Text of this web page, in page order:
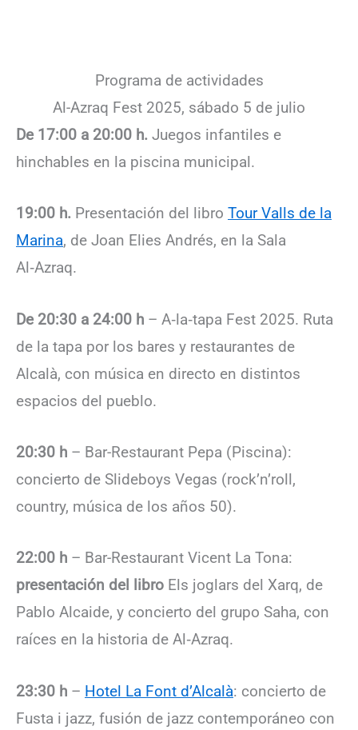
Programa de actividades
Al-Azraq Fest 2025, sábado 5 de julio
De 17:00 a 20:00 h. Juegos infantiles e
hinchables en la piscina municipal.
19:00 h. Presentación del libro Tour Valls de la
Marina, de Joan Elies Andrés, en la Sala
Al‑Azraq.
De 20:30 a 24:00 h – A‑la‑tapa Fest 2025. Ruta
de la tapa por los bares y restaurantes de
Alcalà, con música en directo en distintos
espacios del pueblo.
20:30 h – Bar-Restaurant Pepa (Piscina):
concierto de Slideboys Vegas (rock’n’roll,
country, música de los años 50).
22:00 h – Bar-Restaurant Vicent La Tona:
presentación del libro Els joglars del Xarq, de
Pablo Alcaide, y concierto del grupo Saha, con
raíces en la historia de Al‑Azraq.
23:30 h – Hotel La Font d’Alcalà: concierto de
Fusta i jazz, fusión de jazz contemporáneo con